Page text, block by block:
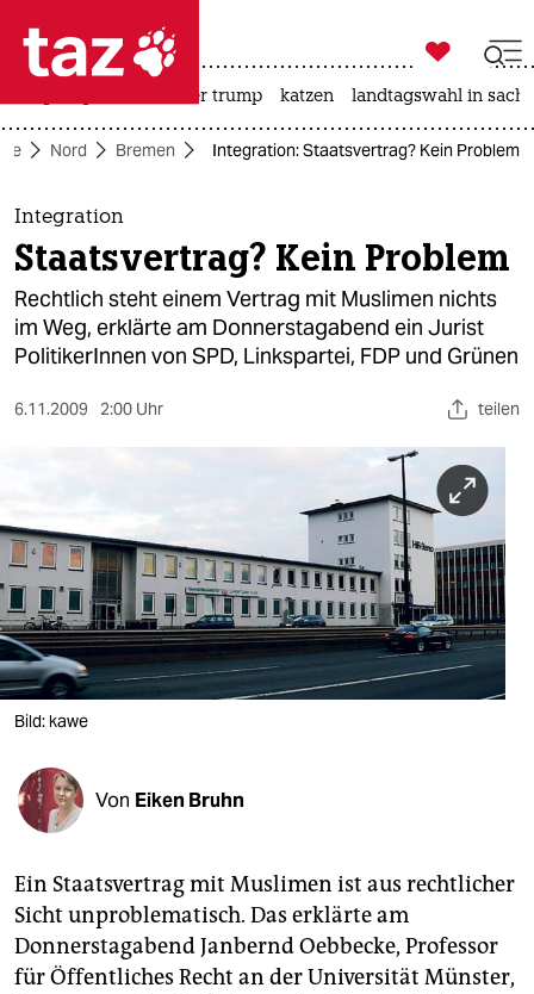
 taz zahl ich
taz zahl ich
themen
politik
öko
berlin
nord
wahrheit
verlag
veranstaltungen
shop
fragen & hilfe
unterstützen
abo

taz zahl ich
usa unter trump katzen landtagswahl in
Nord Bremen Integration: Staatsvertrag? Kein Problem
Integration
Staatsvertrag? Kein Problem
Rechtlich steht einem Vertrag mit Muslimen nichts
im Weg, erklärte am Donnerstagabend ein Jurist
PolitikerInnen von SPD, Linkspartei, FDP und Grünen
6.11.2009 2:00 Uhr teilen
Bild: kawe
Von Eiken Bruhn
Ein Staatsvertrag mit Muslimen ist aus rechtlicher
Sicht unproblematisch. Das erklärte am
Donnerstagabend Janbernd Oebbecke, Professor
für Öffentliches Recht an der Universität Münster,